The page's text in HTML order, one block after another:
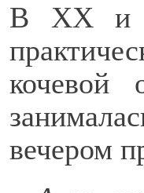
В XX и
кочевой
вечером